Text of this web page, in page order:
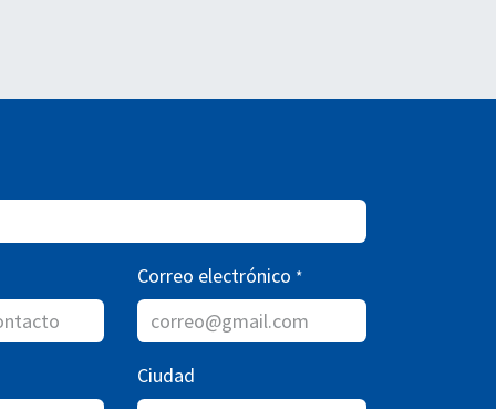
Correo electrónico *
Ciudad